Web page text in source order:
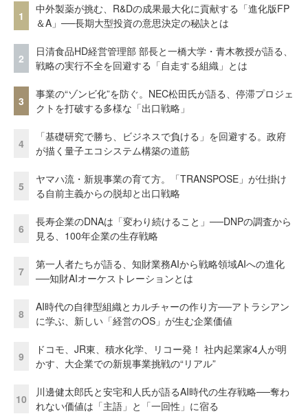
1
中外製薬が挑む、R&Dの成果最大化に貢献する「進化版FP
＆A」──長期大型投資の意思決定の秘訣とは
2
日清食品HD経営管理部 部長と一橋大学・青木教授が語る、
戦略の実行不全を回避する「自走する組織」とは
3
事業の“ゾンビ化”を防ぐ。NEC松田氏が語る、停滞プロジェ
クトを打破する多様な「出口戦略」
4
「基礎研究で勝ち、ビジネスで負ける」を回避する。政府
が描く量子エコシステム構築の道筋
5
ヤマハ流・新規事業の育て方。「TRANSPOSE」が仕掛け
る自前主義からの脱却と出口戦略
6
長寿企業のDNAは「変わり続けること」──DNPの調査から
見る、100年企業の生存戦略
7
第一人者たちが語る、知財業務AIから戦略領域AIへの進化
──知財AIオーケストレーションとは
8
AI時代の自律型組織とカルチャーの作り方──アトラシアン
に学ぶ、新しい「経営のOS」が生む企業価値
9
ドコモ、JR東、積水化学、リコー発！ 社内起業家4人が明
かす、大企業での新規事業挑戦の“リアル”
10
川邊健太郎氏と安宅和人氏が語るAI時代の生存戦略──奪わ
れない価値は「主語」と「一回性」に宿る